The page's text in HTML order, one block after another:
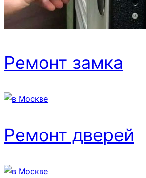
Ремонт замка
Ремонт дверей